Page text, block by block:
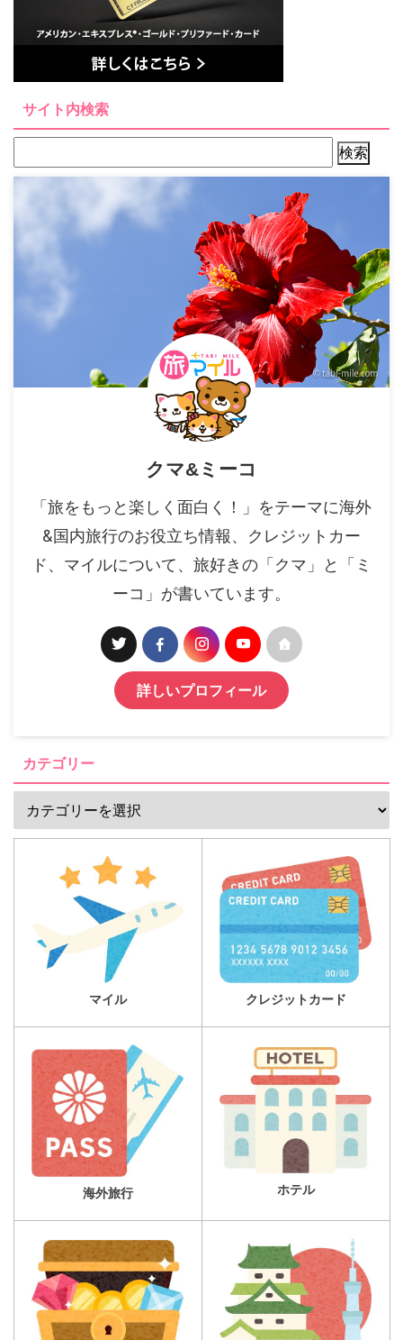
サイト内検索
クマ&ミーコ
「旅をもっと楽しく面白く！」をテーマに海外
&国内旅行のお役立ち情報、クレジットカー
ド、マイルについて、旅好きの「クマ」と「ミ
ーコ」が書いています。
詳しいプロフィール
カテゴリー
マイル クレジットカード
海外旅行 ホテル